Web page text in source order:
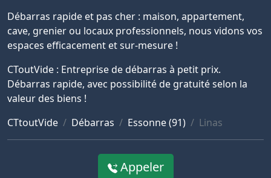
Débarras rapide et pas cher : maison, appartement,
cave, grenier ou locaux professionnels, nous vidons vos
espaces efficacement et sur-mesure !
CToutVide : Entreprise de débarras à petit prix.
Débarras rapide, avec possibilité de gratuité selon la
valeur des biens !
CTtoutVide
Débarras Essonne (91) Linas
Appeler